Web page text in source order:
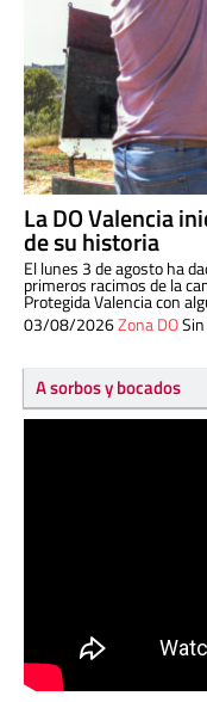
La DO Valencia
de su historia
El lunes 3 de agosto ha
primeros racimos de la
Protegida Valencia con
03/08/2026Zona DO
A sorbos y bocados